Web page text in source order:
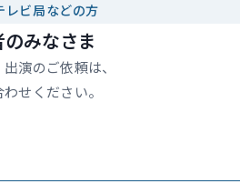
レビ局などの方
みなさま
演のご依頼は、
せください。